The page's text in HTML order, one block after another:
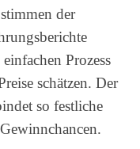
der
Prozess
schätzen. Der
so festliche